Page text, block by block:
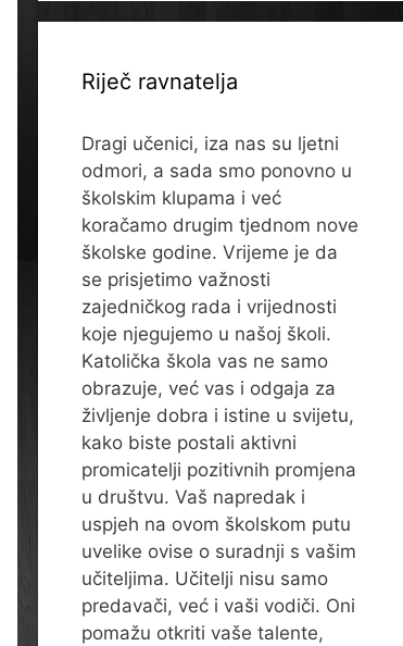
Riječ ravnatelja
Dragi učenici, iza nas su ljetni
odmori, a sada smo ponovno u
školskim klupama i već
koračamo drugim tjednom nove
školske godine. Vrijeme je da
se prisjetimo važnosti
zajedničkog rada i vrijednosti
koje njegujemo u našoj školi.
Katolička škola vas ne samo
obrazuje, već vas i odgaja za
življenje dobra i istine u svijetu,
kako biste postali aktivni
promicatelji pozitivnih promjena
u društvu. Vaš napredak i
uspjeh na ovom školskom putu
uvelike ovise o suradnji s vašim
učiteljima. Učitelji nisu samo
predavači, već i vaši vodiči. Oni
pomažu otkriti vaše talente,